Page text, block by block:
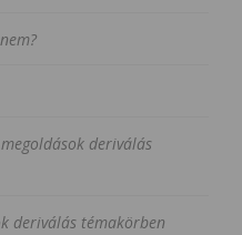
deriválás
deriválás témakörben